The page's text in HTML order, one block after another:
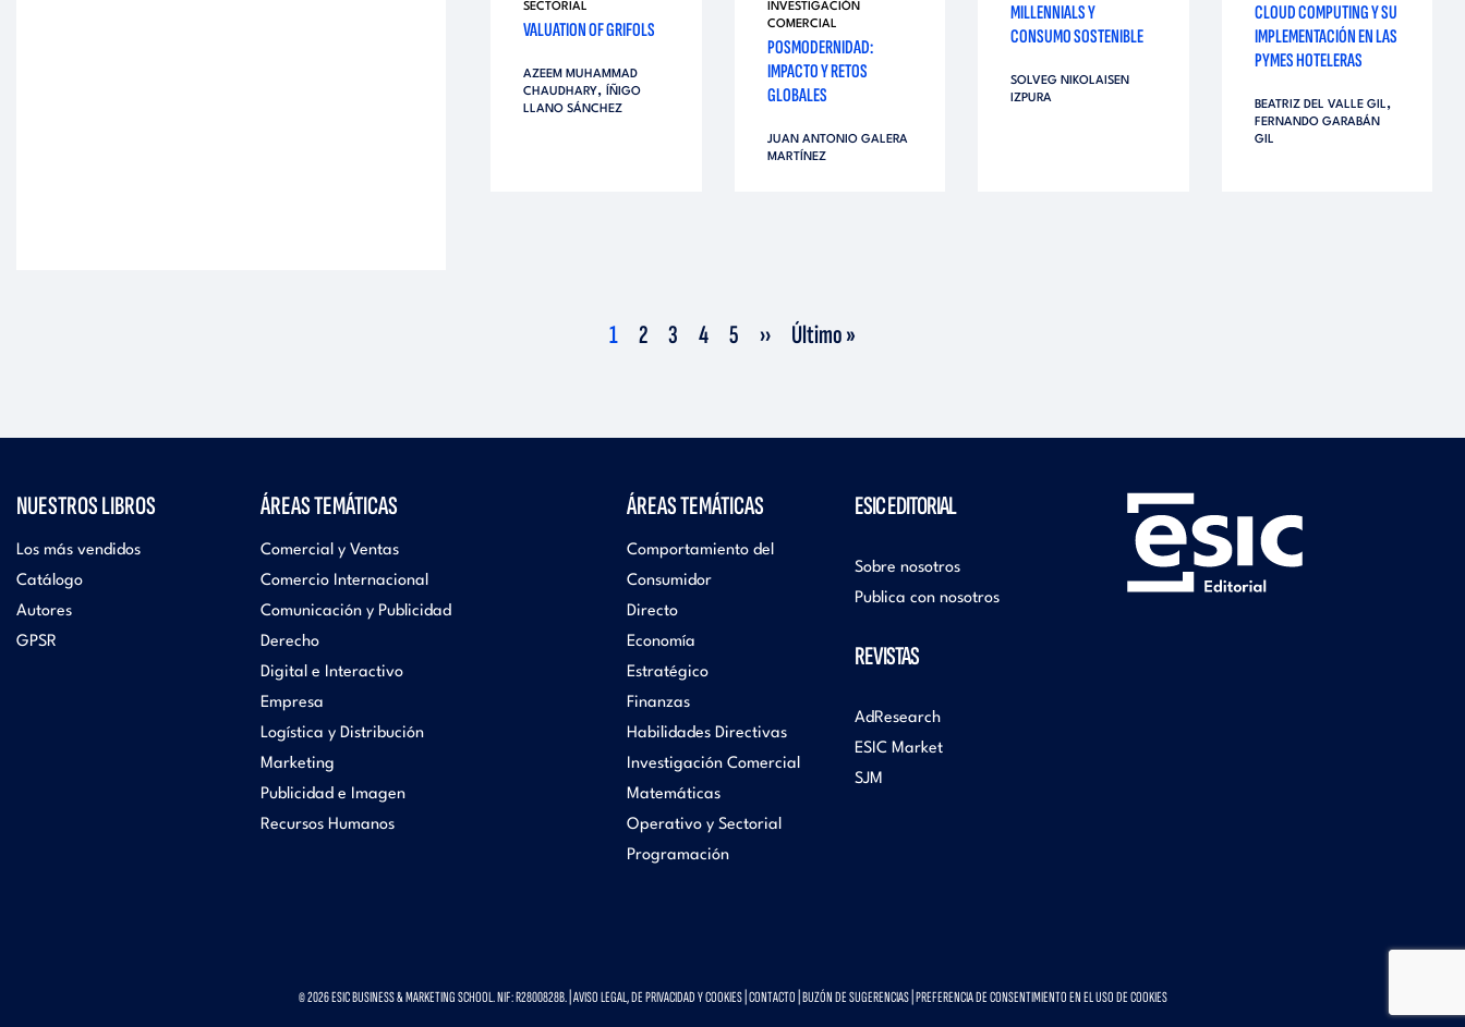
SECTORIAL
VALUATION OF GRIFOLS
AZEEM MUHAMMAD
CHAUDHARY, ÍÑIGO
LLANO SÁNCHEZ
INVESTIGACIÓN
COMERCIAL
POSMODERNIDAD:
IMPACTO Y RETOS
GLOBALES
JUAN ANTONIO GALERA
MARTÍNEZ
MILLENNIALS Y
CONSUMO SOSTENIBLE
SOLVEG NIKOLAISEN
IZPURA
CLOUD COMPUTING Y SU
IMPLEMENTACIÓN EN LAS
PYMES HOTELERAS
BEATRIZ DEL VALLE GIL,
FERNANDO GARABÁN
GIL
Página
1 Página
2 Página
3 Página
4 Página
5 Siguiente
›› Última
Último »
NUESTROS LIBROS
Los más vendidos
Catálogo
Autores
GPSR
ÁREAS TEMÁTICAS
Comercial y Ventas
Comercio Internacional
Comunicación y Publicidad
Derecho
Digital e Interactivo
Empresa
Logística y Distribución
Marketing
Publicidad e Imagen
Recursos Humanos
ÁREAS TEMÁTICAS
Comportamiento del
Consumidor
Directo
Economía
Estratégico
Finanzas
Habilidades Directivas
Investigación Comercial
Matemáticas
Operativo y Sectorial
Programación
ESIC EDITORIAL
Sobre nosotros
Publica con nosotros
REVISTAS
AdResearch
ESIC Market
SJM
© 2026 ESIC BUSINESS & MARKETING SCHOOL. NIF: R2800828B. | AVISO LEGAL, DE PRIVACIDAD Y COOKIES| CONTACTO BUZÓN DE SUGERENCIAS| PREFERENCIA DE CONSENTIMIENTO EN EL USO DE COOKIES